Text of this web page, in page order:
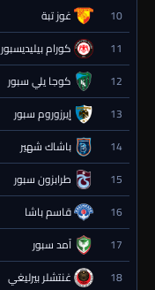
10 غوز تبة
11 كورام بيليديسبور
12 كوجا يلي سبور
13 إيرزوروم سبور
14 باشاك شهير
15 طرابزون سبور
16 قاسم باشا
17 آمد سبور
18 غنتشلر بيرليغي